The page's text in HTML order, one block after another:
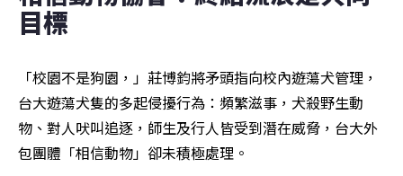
目標
「校園不是狗園，」莊博鈞將矛頭指向校內遊蕩犬管理，
台大遊蕩犬隻的多起侵擾行為：頻繁滋事，犬殺野生動
物、對人吠叫追逐，師生及行人皆受到潛在威脅，台大外
包團體「相信動物」卻未積極處理。